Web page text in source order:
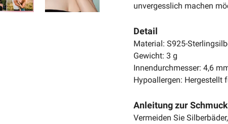
unvergesslich machen
Detail
Material: S925-
Gewicht: 3 g
Innendurchmesser: 4,6
Hypoallergen: Hergestellt
Anleitung zur
Vermeiden Sie